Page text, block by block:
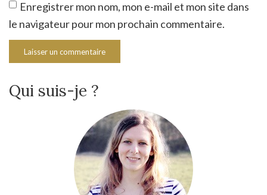
Enregistrer mon nom, mon e-mail et mon site dans
le navigateur pour mon prochain commentaire.
Qui suis-je ?